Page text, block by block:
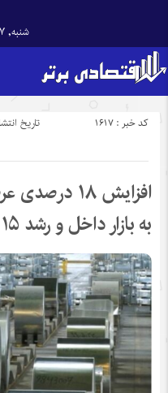
شنبه, ۱۷ مرداد , ۱۴۰۵
تاریخ انتشار : کد خبر : 1617
افزایش ۱۸
به بازار داخل و رشد ۱۵ درصدی درآمد